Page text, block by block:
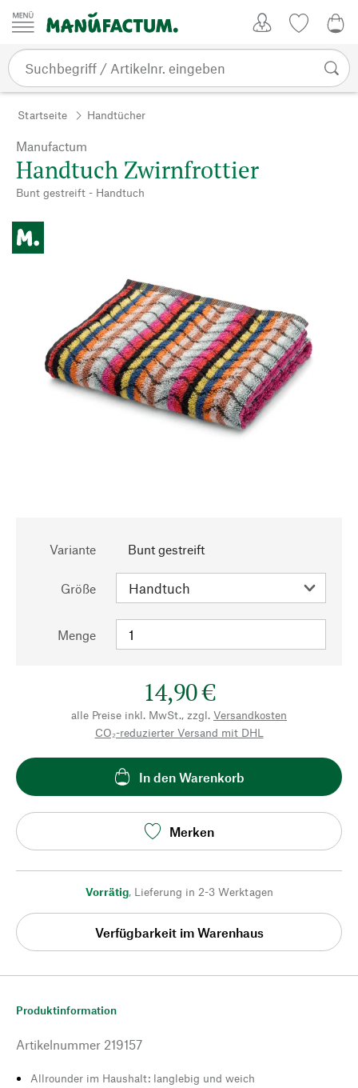
Zum Inhalt springen
Startseite Handtücher
Manufactum
Handtuch Zwirnfrottier
Bunt gestreift - Handtuch
Variante Bunt gestreift
Größe
Menge
14,90 €
alle Preise inkl. MwSt., zzgl. Versandkosten
CO₂-reduzierter Versand mit DHL
In den Warenkorb
Merken
Vorrätig, Lieferung in 2-3 Werktagen
Verfügbarkeit im Warenhaus
Produktinformation
Artikelnummer 219157
Allrounder im Haushalt: langlebig und weich